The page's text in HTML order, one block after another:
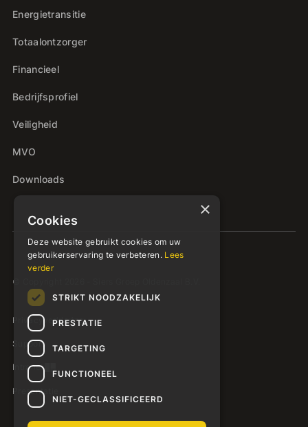
Energietransitie
Totaalontzorger
Financieel
Bedrijfsprofiel
Veiligheid
MVO
Downloads
© Copyright 2026 - Siers Groep Oldenzaal B.V.
Privacyverklaring
Support
Intranet
Presentatie
×
Cookies
Deze website gebruikt cookies om uw
gebruikerservaring te verbeteren. Lees
verder
STRIKT NOODZAKELIJK
PRESTATIE
TARGETING
FUNCTIONEEL
NIET-GECLASSIFICEERD